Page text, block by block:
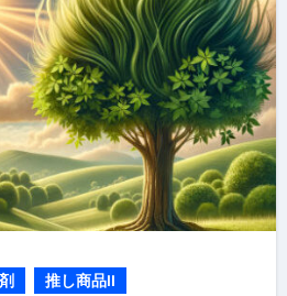
推し商品II